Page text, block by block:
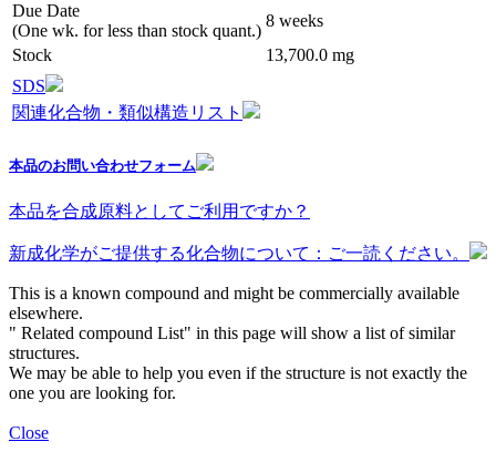
Due Date
(One wk. for less than stock quant.)
8 weeks
Stock
13,700.0 mg
SDS
関連化合物・類似構造リスト
本品のお問い合わせフォーム
本品を合成原料としてご利用ですか？
新成化学がご提供する化合物について：ご一読ください。
This is a known compound and might be commercially available
elsewhere.
" Related compound List" in this page will show a list of similar
structures.
We may be able to help you even if the structure is not exactly the
one you are looking for.
Close